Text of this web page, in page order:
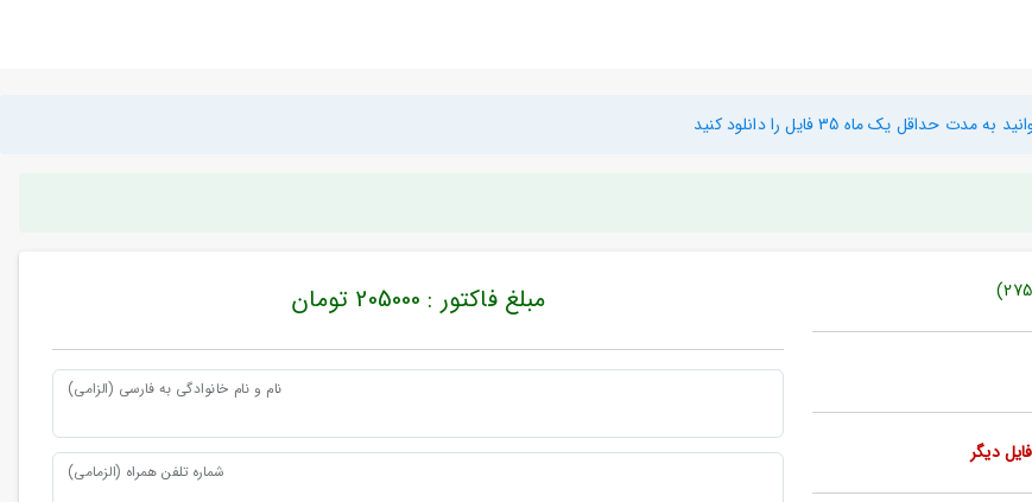
یک ماه 35 فایل را دانلود کنید
مبلغ فاکتور : 205000 تومان
نام و نام خانوادگی به فارسی (الزامی)
شماره تلفن همراه (الزمامی)